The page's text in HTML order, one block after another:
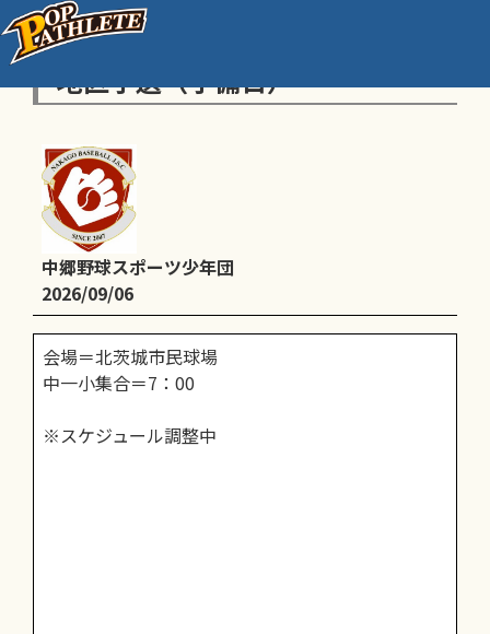
ノーブルホーム（新人戦）大会_
地区予選（予備日）
中郷野球スポーツ少年団
2026/09/06
会場＝北茨城市民球場
中一小集合＝7：00
※スケジュール調整中